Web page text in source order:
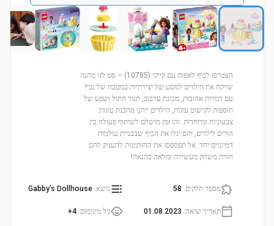
הצטרפו לכיף לאפות עם קייקי (10785) – סט לגו מהנה
שייקח את הילדים למסע של יצירתיות במטבח של גבי!
עם דמויות אהובות, מכונת ערבוב, תנור חתול ושפע של
תוספות לקישוט עוגות, הילדים ייהנו מהכנת עוגות
צבעוניות ומיוחדות. זהו זמן מושלם לשיתוף פעולה בין
הורים לילדים, והם יגלו את הכיף שבבניית עולמות
דמיוניים יחד. אל תפספסו את ההזדמנות להעניק להם
חווית משחק מעשירה ומלאה בהנאה!
מספר חלקים:
58 נושא:
Gabby's Dollhouse
תאריך יציאה:
01.08.2023 גיל מינימום:
4+